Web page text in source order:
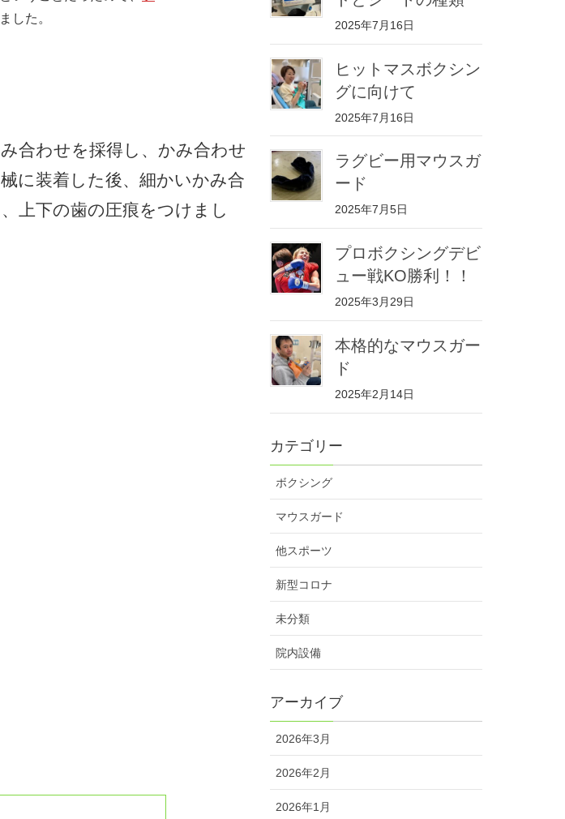
した。
み合わせを採得し、かみ合わせ
に装着した後、細かいかみ合
上下の歯の圧痕をつけまし
2025年7月16日
ヒットマスボクシン
グに向けて
2025年7月16日
ラグビー用マウスガ
ード
2025年7月5日
プロボクシングデビ
ュー戦KO勝利！！
2025年3月29日
本格的なマウスガー
ド
2025年2月14日
カテゴリー
ボクシング
マウスガード
他スポーツ
新型コロナ
未分類
院内設備
アーカイブ
2026年3月
2026年2月
2026年1月